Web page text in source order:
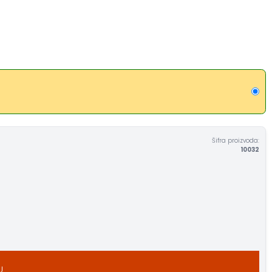
Šifra proizvoda:
10032